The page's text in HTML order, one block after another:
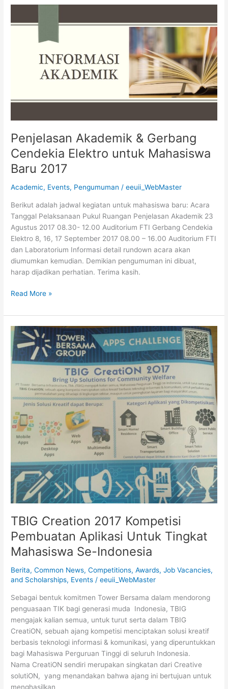
Penjelasan Akademik & Gerbang
Cendekia Elektro untuk Mahasiswa
Baru 2017
Academic, Events, Pengumuman /eeuii_WebMaster
Berikut adalah jadwal kegiatan untuk mahasiswa baru: Acara
Tanggal Pelaksanaan Pukul Ruangan Penjelasan Akademik 23
Agustus 2017 08.30- 12.00 Auditorium FTI Gerbang Cendekia
Elektro 8, 16, 17 September 2017 08.00 – 16.00 Auditorium FTI
dan Laboratorium Informasi detail rundown acara akan
diumumkan kemudian. Demikian pengumuman ini dibuat,
harap dijadikan perhatian. Terima kasih.
Akademik
Gerbang
Cendekia
Baru
Read More »
TBIG Creation 2017 Kompetisi
Pembuatan Aplikasi Untuk Tingkat
Mahasiswa Se-Indonesia
Berita,Common News,Competitions, Awards, Job Vacancies,
and Scholarships, Events /eeuii_WebMaster
Sebagai bentuk komitmen Tower Bersama dalam mendorong
penguasaan TIK bagi generasi muda Indonesia, TBIG
mengajak kalian semua, untuk turut serta dalam TBIG
CreatiON, sebuah ajang kompetisi menciptakan solusi kreatif
berbasis teknologi informasi & komunikasi, yang diperuntukkan
bagi Mahasiswa Perguruan Tinggi di seluruh Indonesia.
Nama CreatiON sendiri merupakan singkatan dari Creative
solutiON, yang menandakan bahwa ajang ini bertujuan untuk
menghasilkan
TBIG
Creation
2017
Kompetisi
Aplikasi
Untuk
Tingkat
Mahasiswa
Se-
Indonesia